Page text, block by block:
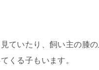
ていたり、飼い主の膝
くる子もいます。